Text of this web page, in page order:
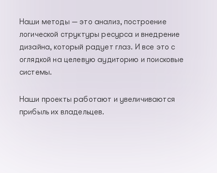
Наши методы — это анализ, построение
логической структуры ресурса и внедрение
дизайна, который радует глаз. И все это с
оглядкой на целевую аудиторию и поисковые
системы.
Наши проекты работают и увеличиваются
прибыль их владельцев.